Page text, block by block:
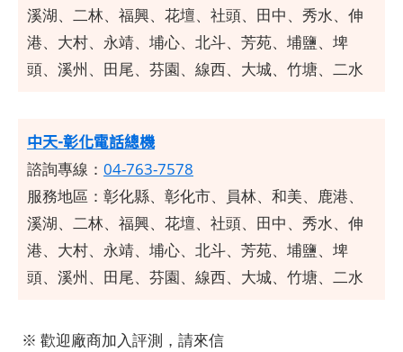
溪湖、二林、福興、花壇、社頭、田中、秀水、伸
港、大村、永靖、埔心、北斗、芳苑、埔鹽、埤
頭、溪州、田尾、芬園、線西、大城、竹塘、二水
中天-彰化電話總機
諮詢專線： 04-763-7578
服務地區：彰化縣、彰化市、員林、和美、鹿港、
溪湖、二林、福興、花壇、社頭、田中、秀水、伸
港、大村、永靖、埔心、北斗、芳苑、埔鹽、埤
頭、溪州、田尾、芬園、線西、大城、竹塘、二水
※ 歡迎廠商加入評測，請來信